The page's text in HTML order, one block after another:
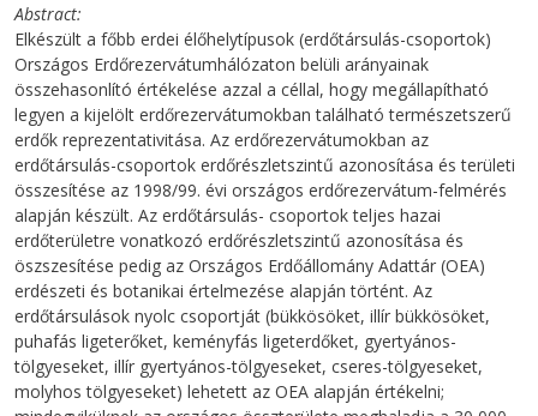
Abstract
Elkészült a főbb erdei élőhelytípusok (erdőtársulás-csoportok)
Országos Erdőrezervátumhálózaton belüli arányainak
összehasonlító értékelése azzal a céllal, hogy megállapítható
legyen a kijelölt erdőrezervátumokban található természetszerű
erdők reprezentativitása. Az erdőrezervátumokban az
erdőtársulás-csoportok erdőrészletszintű azonosítása és területi
összesítése az 1998/99. évi országos erdőrezervátum-felmérés
alapján készült. Az erdőtársulás- csoportok teljes hazai
erdőterületre vonatkozó erdőrészletszintű azonosítása és
öszszesítése pedig az Országos Erdőállomány Adattár (OEA)
erdészeti és botanikai értelmezése alapján történt. Az
erdőtársulások nyolc csoportját (bükkösöket, illír bükkösöket,
puhafás ligeterőket, keményfás ligeterdőket, gyertyános-
tölgyeseket, illír gyertyános-tölgyeseket, cseres-tölgyeseket,
molyhos tölgyeseket) lehetett az OEA alapján értékelni;